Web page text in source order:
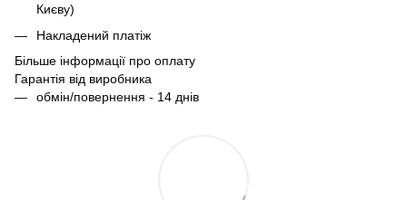
Києву)
Накладений платіж
Більше інформації про оплату
Гарантія від виробника
обмін/повернення - 14 днів